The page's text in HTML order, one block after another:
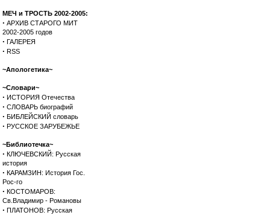
МЕЧ и ТРОСТЬ 2002-2005:
· АРХИВ СТАРОГО МИТ
2002-2005 годов
· ГАЛЕРЕЯ
· RSS
~Апологетика~
~Словари~
· ИСТОРИЯ Отечества
· СЛОВАРЬ биографий
· БИБЛЕЙСКИЙ словарь
· РУССКОЕ ЗАРУБЕЖЬЕ
~Библиотечка~
· КЛЮЧЕВСКИЙ: Русская
история
· КАРАМЗИН: История Гос.
Рос-го
· КОСТОМАРОВ:
Св.Владимир - Романовы
· ПЛАТОНОВ: Русская